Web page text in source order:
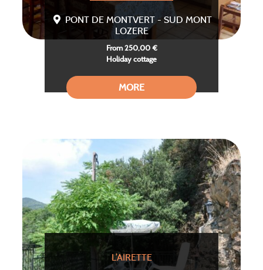
PONT DE MONTVERT - SUD MONT
LOZERE
From 250,00 €
Holiday cottage
MORE
L’AIRETTE